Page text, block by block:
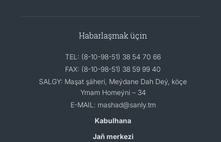
Habarlaşmak üçin
TEL: (8-10-98-51) 38 54 70 66
FAX: (8-10-98-51) 38 59 99 40
SALGY: Maşat şäheri, Meýdane Dah Deý, köçe
Ymam Homeýni – 34
E-MAIL: mashad@sanly.tm
Kabulhana
Jaň merkezi